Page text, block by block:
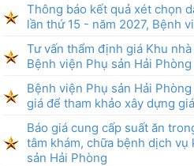
Thông báo kết quả xét chọn
lần thứ 15 - năm 2027, Bệnh
Tư vấn thẩm định giá Khu
Bệnh viện Phụ sản Hải Phòng
Bệnh viện Phụ sản Hải
giá để tham khảo xây dựng
Báo giá cung cấp suất ăn
tâm khám, chữa bệnh dịch
sản Hải Phòng